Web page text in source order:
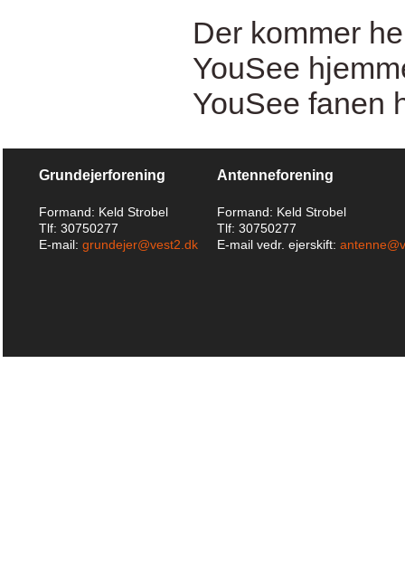
Der kommer
YouSee
YouSee fanen
Grundejerforening
Formand: Keld Strobel
Tlf: 30750277
E-mail: grundejer@vest2.dk
Antenneforening
Formand: Keld Strobel
Tlf: 30750277
E-mail vedr. ejerskift: